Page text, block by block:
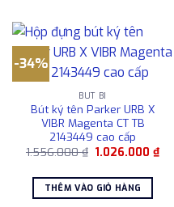
-34%
BÚT BI
Bút ký tên Parker URB X
VIBR Magenta CT TB
2143449 cao cấp
1.556.000₫ Giá
1.556.000 ₫.
1.026.000₫Giá
hiện
THÊM VÀO GIỎ HÀNG